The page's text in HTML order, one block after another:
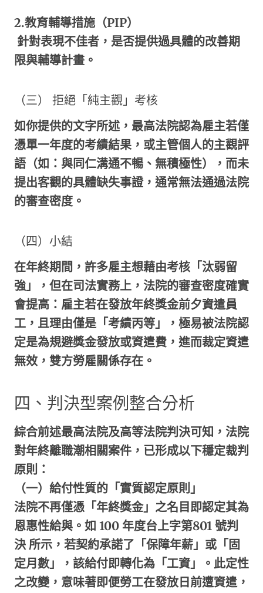
2.教育輔導措施（PIP）
針對表現不佳者，是否提供過具體的改善期
限與輔導計畫。
（三） 拒絕「純主觀」考核
如你提供的文字所述，最高法院認為雇主若僅
憑單一年度的考績結果，或主管個人的主觀評
語（如：與同仁溝通不暢、無積極性），而未
提出客觀的具體缺失事證，通常無法通過法院
的審查密度。
（四）小結
在年終期間，許多雇主想藉由考核「汰弱留
強」，但在司法實務上，法院的審查密度確實
會提高：雇主若在發放年終獎金前夕資遣員
工，且理由僅是「考績丙等」，極易被法院認
定是為規避獎金發放或資遣費，進而裁定資遣
無效，雙方勞雇關係存在。
四、判決型案例整合分析
綜合前述最高法院及高等法院判決可知，法院
對年終離職潮相關案件，已形成以下穩定裁判
原則：
（一）給付性質的「實質認定原則」
法院不再僅憑「年終獎金」之名目即認定其為
恩惠性給與。如 100 年度台上字第801 號判
決 所示，若契約承諾了「保障年薪」或「固
定月數」，該給付即轉化為「工資」。此定性
之改變，意味著即便勞工在發放日前遭資遣，